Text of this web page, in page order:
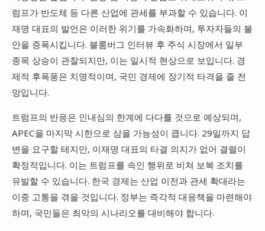
럼프가 반도체 등 다른 산업에 관세를 부과할 수 있습니다. 이
재명 대표의 발언은 이러한 위기를 가속화하며, 투자자들의 불
안을 증폭시킵니다. 블룸버그 인터뷰 후 주식 시장에서 일부
종목 상승이 관찰되지만, 이는 일시적 현상으로 보입니다. 경
제적 후폭풍은 치명적이며, 국민 경제에 장기적 타격을 줄 전
망입니다.
트럼프의 반응은 인내심의 한계에 다다를 것으로 예상되며,
APEC을 마지막 시한으로 삼을 가능성이 큽니다. 29일까지 답
변을 요구할 테지만, 이재명 대표의 타결 의지가 없어 결렬이
확정적입니다. 이는 트럼프를 속인 행위로 비쳐 보복 조치를
유발할 수 있습니다. 한국 경제는 산업 이전과 관세 확대라는
이중 고통을 겪을 것입니다. 정부는 즉각적 대응책을 마련해야
하며, 국민들은 최악의 시나리오를 대비해야 합니다.